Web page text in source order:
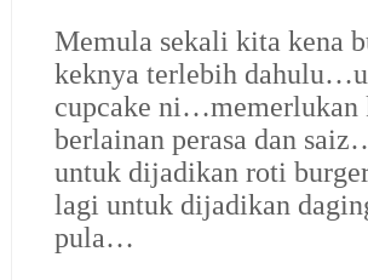
Memula sekali kita kena
keknya terlebih
cupcake ni…memerlukan
berlainan perasa dan
untuk dijadikan roti
lagi untuk dijadikan
pula…